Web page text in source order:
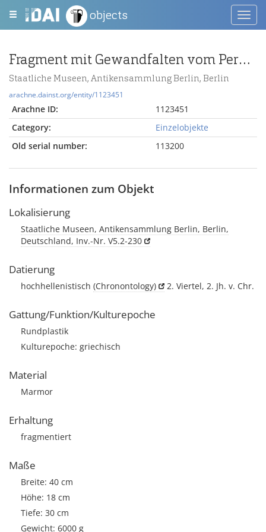
objects
Fragment mit Gewandfalten vom Pergamonaltar (Rundplastik oder Relief); Berlin:Relief / Statue (?), Gewandstück
Staatliche Museen, Antikensammlung Berlin, Berlin
arachne.dainst.org/entity/1123451
Arachne ID:
1123451
Category:
Einzelobjekte
Old serial number:
113200
Informationen zum Objekt
Lokalisierung
Staatliche Museen, Antikensammlung Berlin, Berlin,
Deutschland, Inv.-Nr. V5.2-230
Datierung
hochhellenistisch (Chronontology) 2. Viertel, 2. Jh. v. Chr.
Gattung/Funktion/Kulturepoche
Rundplastik
Kulturepoche: griechisch
Material
Marmor
Erhaltung
fragmentiert
Maße
Breite: 40 cm
Höhe: 18 cm
Tiefe: 30 cm
Gewicht: 6000 g